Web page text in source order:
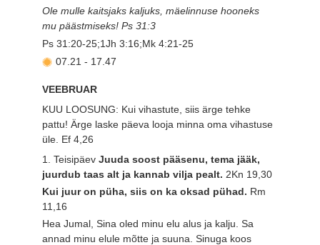
Ole mulle kaitsjaks kaljuks, mäelinnuse hooneks
mu päästmiseks! Ps 31:3
Ps 31:20-25;1Jh 3:16;Mk 4:21-25
07.21 - 17.47
VEEBRUAR
KUU LOOSUNG: Kui vihastute, siis ärge tehke
pattu! Ärge laske päeva looja minna oma vihastuse
üle. Ef 4,26
1. TeisipäevJuuda soost pääsenu, tema jääk,
juurdub taas alt ja kannab vilja pealt. 2Kn 19,30
Kui juur on püha, siis on ka oksad pühad. Rm
11,16
Hea Jumal, Sina oled minu elu alus ja kalju. Sa
annad minu elule mõtte ja suuna. Sinuga koos